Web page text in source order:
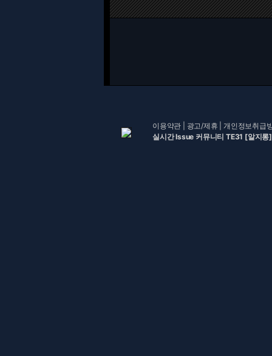
이용약관 광고/제휴 |개인정보취급
실시간 Issue 커뮤니티 TE31 [알지